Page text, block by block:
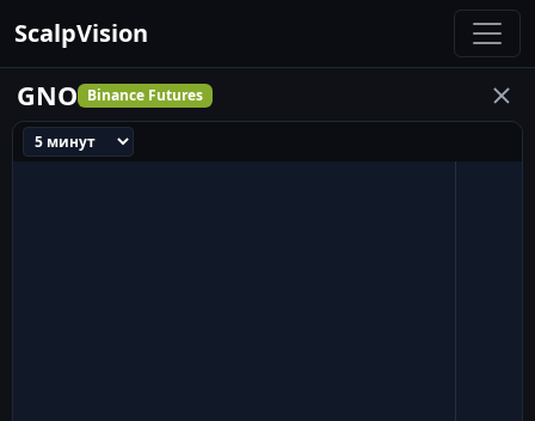
ScalpVision
GNO Binance Futures